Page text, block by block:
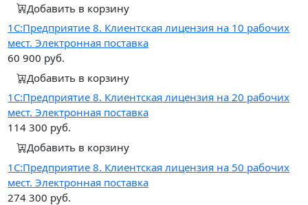
Добавить в корзину
1С:Предприятие 8. Клиентская лицензия на 10 рабочих
мест. Электронная поставка
60 900 руб.
Добавить в корзину
1С:Предприятие 8. Клиентская лицензия на 20 рабочих
мест. Электронная поставка
114 300 руб.
Добавить в корзину
1С:Предприятие 8. Клиентская лицензия на 50 рабочих
мест. Электронная поставка
274 300 руб.